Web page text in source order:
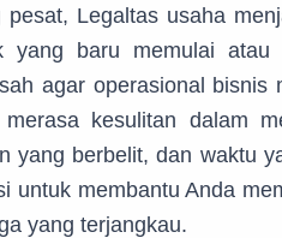
Legaltas usaha
yang baru memulai atau
agar operasional bisnis
kesulitan dalam
yang berbelit, dan waktu
untuk membantu Anda
yang terjangkau.